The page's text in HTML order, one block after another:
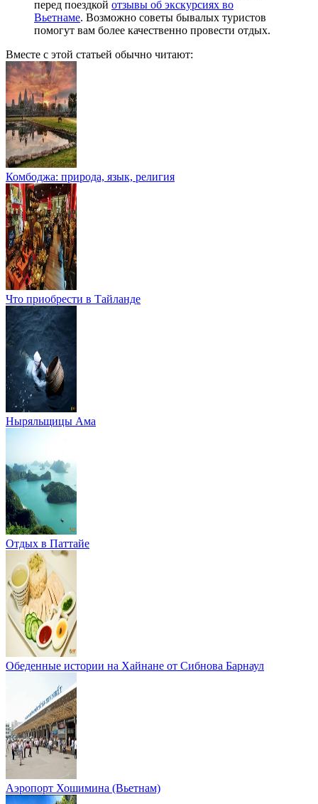
перед поездкой отзывы об экскурсиях во
Вьетнаме. Возможно советы бывалых туристов
помогут вам более качественно провести отдых.
Вместе с этой статьей обычно читают:
Комбоджа: природа, язык, религия
Что приобрести в Тайланде
Ныряльщицы Ама
Отдых в Паттайе
Обеденные истории на Хайнане от Сибнова Барнаул
Аэропорт Хошимина (Вьетнам)